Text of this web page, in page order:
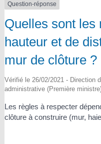
Question-réponse
Quelles sont les
hauteur et de
mur de clôture ?
Vérifié le 26/02/2021 - Direction
administrative (Première
Les règles à respecter
clôture à construire (mur,